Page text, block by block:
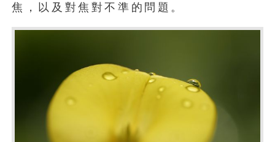
焦，以及對焦對不準的問題。